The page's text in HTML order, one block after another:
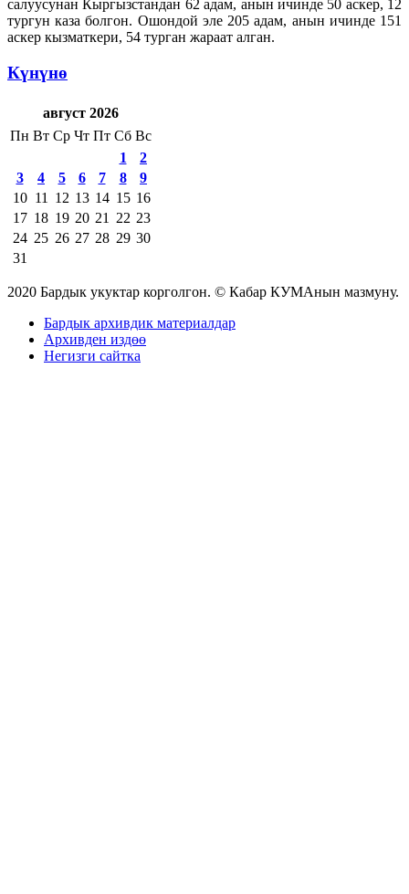
салуусунан Кыргызстандан 62 адам, анын ичинде 50 аскер, 12
тургун каза болгон. Ошондой эле 205 адам, анын ичинде 151
аскер кызматкери, 54 турган жараат алган.
Күнүнө
август 2026
Пн Вт Ср Чт Пт Сб Вс
1
2
3
4 5 6 7 8
9
10 11 12 13 14 15 16
17 18 19 20 21 22 23
24 25 26 27 28 29 30
31
2020 Бардык укуктар корголгон. © Кабар КУМАнын мазмуну.
Бардык архивдик материалдар
Архивден издөө
Негизги сайтка